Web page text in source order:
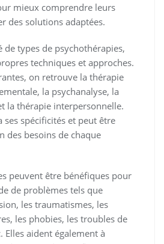
mieux comprendre leurs
des solutions adaptées.
de types de psychothérapies,
techniques et approches.
on retrouve la thérapie
la psychanalyse, la
la thérapie interpersonnelle.
ses spécificités et peut être
des besoins de chaque
peuvent être bénéfiques pour
de problèmes tels que
les traumatismes, les
les phobies, les troubles de
Elles aident également à